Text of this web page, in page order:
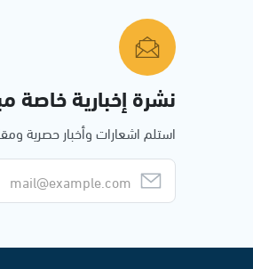
نشرة إخبارية خاصة
استلم اشعارات وأخبار حصرية